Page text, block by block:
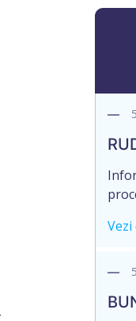
la
Vezi